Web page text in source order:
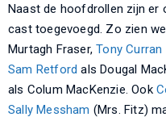
Naast de hoofdrollen zijn er
cast toegevoegd. Zo zien we
Murtagh Fraser,Tony Curran
Sam Retford als Dougal
als Colum MacKenzie. Ook
Sally Messham (Mrs. Fitz)